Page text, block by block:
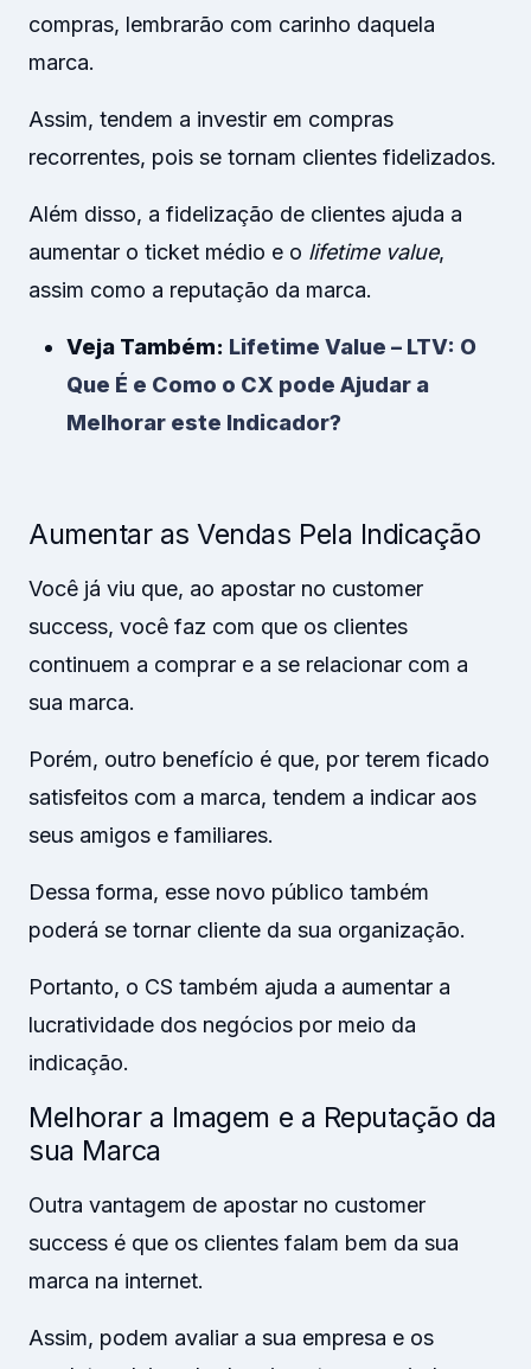
compras, lembrarão com carinho daquela
marca.
Assim, tendem a investir em compras
recorrentes, pois se tornam clientes fidelizados.
Além disso, a fidelização de clientes ajuda a
aumentar o ticket médio e o lifetime value,
assim como a reputação da marca.
Veja Também: Lifetime Value – LTV: O
Que É e Como o CX pode Ajudar a
Melhorar este Indicador?
Aumentar as Vendas Pela Indicação
Você já viu que, ao apostar no customer
success, você faz com que os clientes
continuem a comprar e a se relacionar com a
sua marca.
Porém, outro benefício é que, por terem ficado
satisfeitos com a marca, tendem a indicar aos
seus amigos e familiares.
Dessa forma, esse novo público também
poderá se tornar cliente da sua organização.
Portanto, o CS também ajuda a aumentar a
lucratividade dos negócios por meio da
indicação.
Melhorar a Imagem e a Reputação da
sua Marca
Outra vantagem de apostar no customer
success é que os clientes falam bem da sua
marca na internet.
Assim, podem avaliar a sua empresa e os